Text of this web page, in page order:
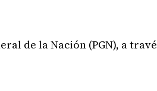
de la Nación (PGN), a